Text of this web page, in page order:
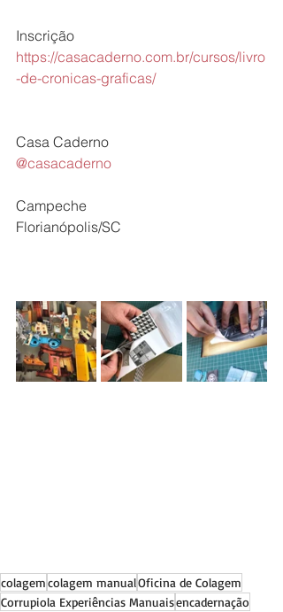
Inscrição
https://casacaderno.com.br/cursos/livro
-de-cronicas-graficas/
Casa Caderno
@casacaderno
Campeche
Florianópolis/SC
colagemcolagem manualOficina de Colagem
Corrupiola Experiências Manuaisencadernação